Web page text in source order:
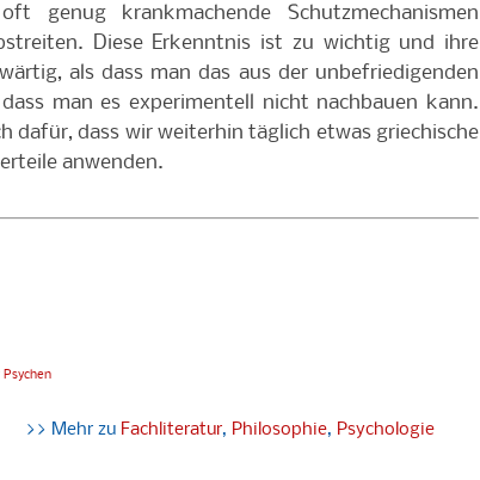
genug krankmachende Schutzmechanismen
Diese Erkenntnis ist zu wichtig und ihre
als dass man das aus der unbefriedigenden
man es experimentell nicht nachbauen kann.
dafür, dass wir weiterhin täglich etwas griechische
anwenden.
>> Mehr zu Fachliteratur, Philosophie, Psychologie